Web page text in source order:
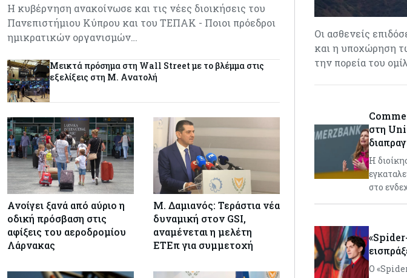
Η κυβέρνηση ανακοίνωσε και τις νέες διοικήσεις του
Πανεπιστήμιου Κύπρου και του ΤΕΠΑΚ - Ποιοι πρόεδροι
ημικρατικών οργανισμών…
Μεικτά πρόσημα στη Wall Street με το βλέμμα στις
εξελίξεις στη Μ. Ανατολή
Ανοίγει ξανά από αύριο η
οδική πρόσβαση στις
αφίξεις του αεροδρομίου
Λάρνακας
Μ. Δαμιανός: Τεράστια νέα
δυναμική στον GSI,
αναμένεται η μελέτη
ΕΤΕπ για συμμετοχή
Οι ασθενείς
και η υποχώρηση
την πορεία του
στη
H
στο
Ο